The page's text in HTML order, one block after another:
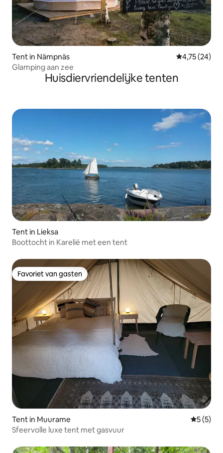
Tent in Nämpnäs Gemiddelde
4,75 (24)
Glamping aan zee
Huisdiervriendelijke tenten
Tent in Lieksa
Boottocht in Karelië met een tent
Favoriet van gasten
Favoriet van gasten
Tent in Muurame
5 (5)
Sfeervolle luxe tent met gasvuur